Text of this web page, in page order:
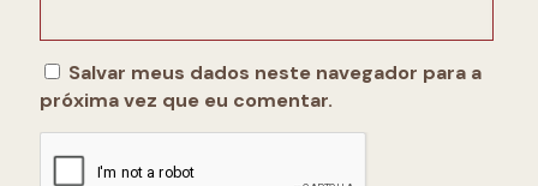
Salvar meus dados neste navegador para a
próxima vez que eu comentar.